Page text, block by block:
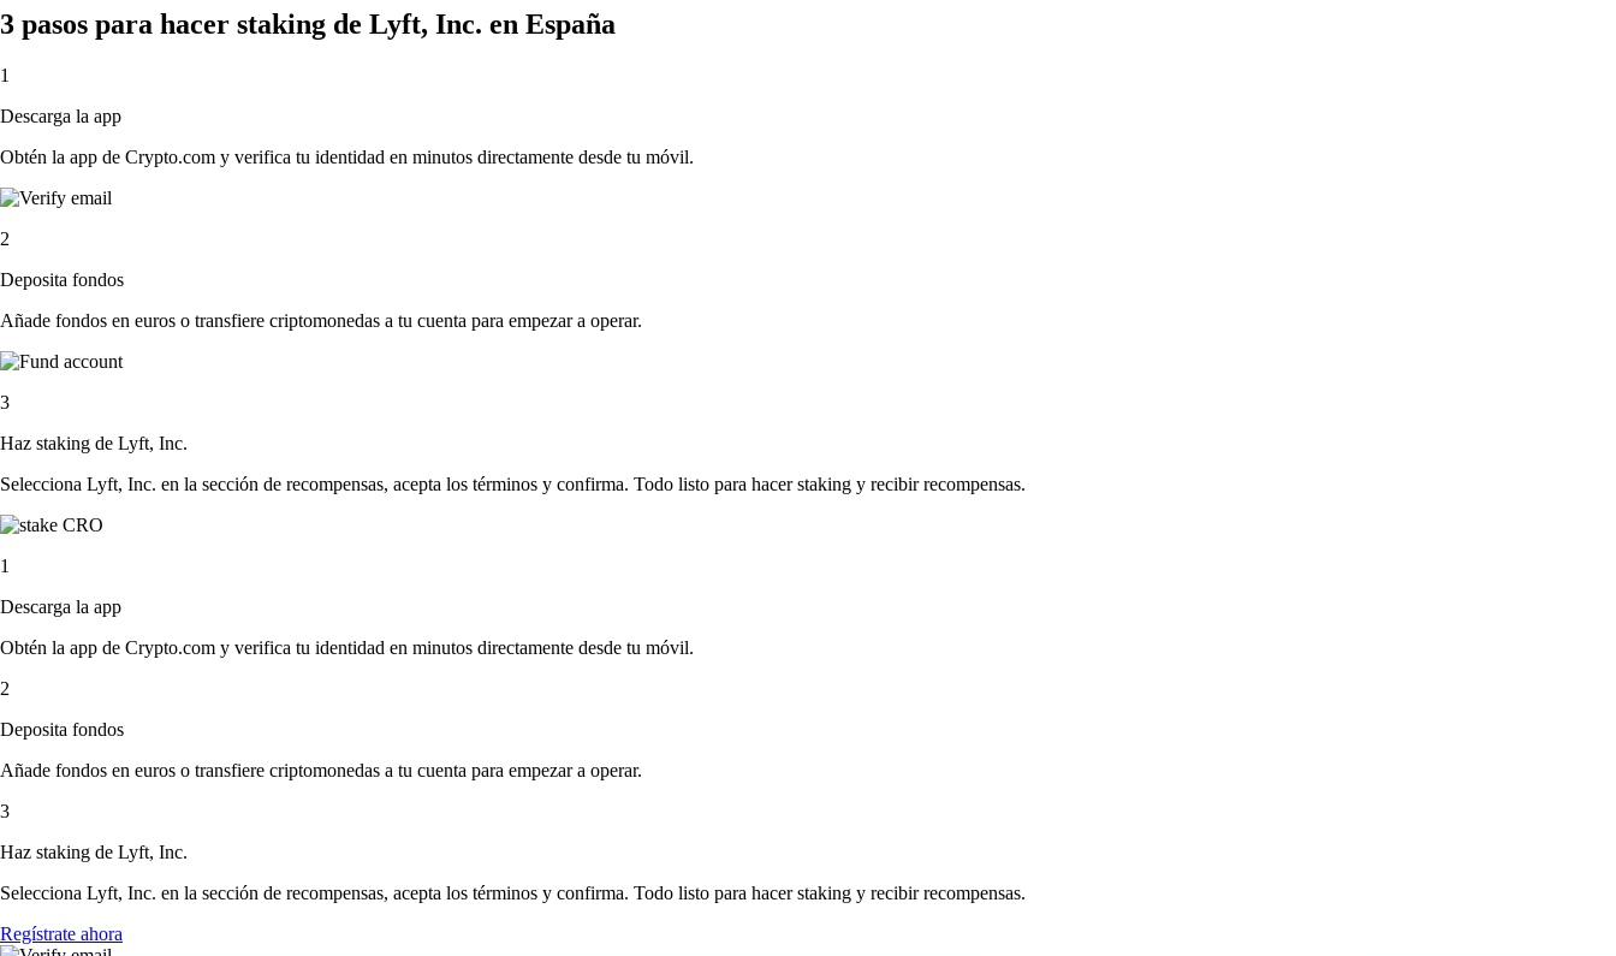
3 pasos para hacer staking de Lyft, Inc. en España
1
Descarga la app
Obtén la app de Crypto.com y verifica tu identidad en minutos directamente desde tu móvil.
2
Deposita fondos
Añade fondos en euros o transfiere criptomonedas a tu cuenta para empezar a operar.
3
Haz staking de Lyft, Inc.
Selecciona Lyft, Inc. en la sección de recompensas, acepta los términos y confirma. Todo listo para hacer staking y recibir recompensas.
1
Descarga la app
Obtén la app de Crypto.com y verifica tu identidad en minutos directamente desde tu móvil.
2
Deposita fondos
Añade fondos en euros o transfiere criptomonedas a tu cuenta para empezar a operar.
3
Haz staking de Lyft, Inc.
Selecciona Lyft, Inc. en la sección de recompensas, acepta los términos y confirma. Todo listo para hacer staking y recibir recompensas.
Regístrate ahora